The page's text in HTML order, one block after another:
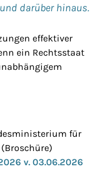
darüber hinaus.
effektiver
ein Rechtsstaat
für
v. 03.06.2026